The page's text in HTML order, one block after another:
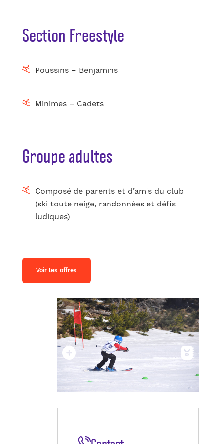
Section Freestyle
Poussins – Benjamins
Minimes – Cadets
Groupe adultes
Composé de parents et d’amis du club
(ski toute neige, randonnées et défis
ludiques)
Voir les offres